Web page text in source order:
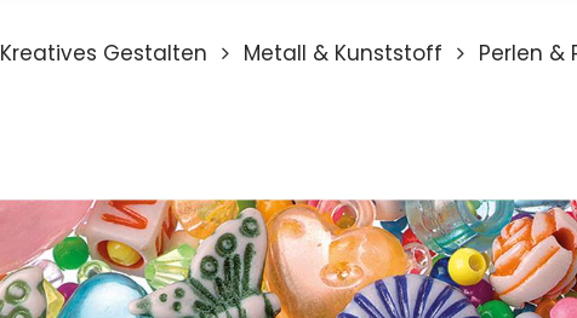
Kreatives Gestalten Metall & Kunststoff Perlen &